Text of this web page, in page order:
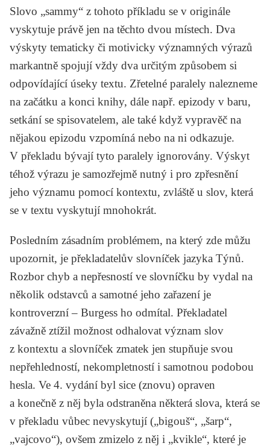
Slovo „sammy“ z tohoto příkladu se v originále
vyskytuje právě jen na těchto dvou místech. Dva
výskyty tematicky či motivicky významných výrazů
markantně spojují vždy dva určitým způsobem si
odpovídající úseky textu. Zřetelné paralely nalezneme
na začátku a konci knihy, dále např. epizody v baru,
setkání se spisovatelem, ale také když vypravěč na
nějakou epizodu vzpomíná nebo na ni odkazuje.
V překladu bývají tyto paralely ignorovány. Výskyt
téhož výrazu je samozřejmě nutný i pro zpřesnění
jeho významu pomocí kontextu, zvláště u slov, která
se v textu vyskytují mnohokrát.
Posledním zásadním problémem, na který zde můžu
upozornit, je překladatelův slovníček jazyka Týnů.
Rozbor chyb a nepřesností ve slovníčku by vydal na
několik odstavců a samotné jeho zařazení je
kontroverzní – Burgess ho odmítal. Překladatel
závažně ztížil možnost odhalovat význam slov
z kontextu a slovníček zmatek jen stupňuje svou
nepřehledností, nekompletností i samotnou podobou
hesla. Ve 4. vydání byl sice (znovu) opraven
a konečně z něj byla odstraněna některá slova, která se
v překladu vůbec nevyskytují („bigouš“, „šarp“,
„vajcovo“), ovšem zmizelo z něj i „kvikle“, které je